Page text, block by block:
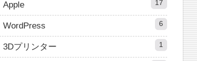
Apple 17
WordPress 6
3Dプリンター 1